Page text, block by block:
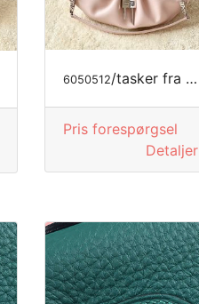
6050512/tasker fra GIVENCHY
Pris forespørgsel
Detaljer